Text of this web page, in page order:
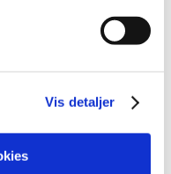
Vis detaljer
indehavere
vi er positive over…